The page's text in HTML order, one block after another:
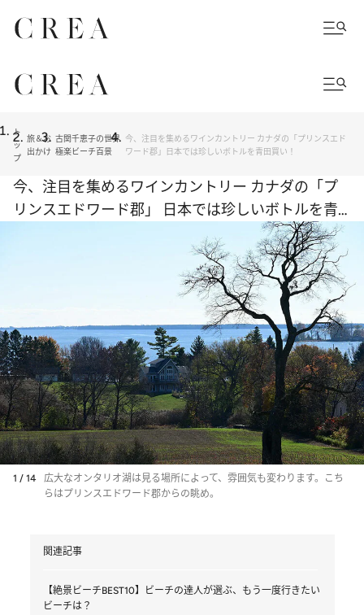
ト
ッ
プ
旅＆お
出かけ
古関千恵子の世界
極楽ビーチ百景
今、注目を集めるワインカントリー カナダの「プリンスエド
ワード郡」日本では珍しいボトルを青田買い！
今、注目を集めるワインカントリー カナダの「プ
リンスエドワード郡」 日本では珍しいボトルを青
1 / 14
広大なオンタリオ湖は見る場所によって、雰囲気も変わります。こち
らはプリンスエドワード郡からの眺め。
関連記事
【絶景ビーチBEST10】ビーチの達人が選ぶ、もう一度行きたい
ビーチは？